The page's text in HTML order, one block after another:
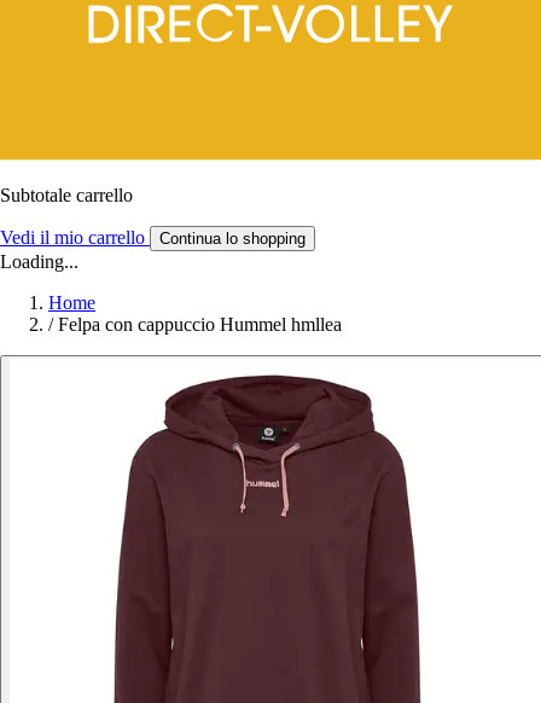
Subtotale carrello
Vedi il mio carrello Continua lo shopping
Loading...
Home
/ Felpa con cappuccio Hummel hmllea